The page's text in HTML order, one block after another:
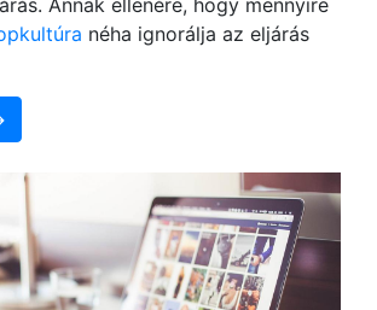
néha ignorálja az eljárás